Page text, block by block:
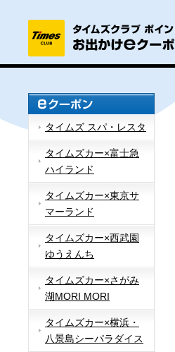
タイムズ スパ・レスタ
タイムズカー×富士急
ハイランド
タイムズカー×東京サ
マーランド
タイムズカー×西武園
ゆうえんち
タイムズカー×さがみ
湖MORI MORI
タイムズカー×横浜・
八景島シーパラダイス